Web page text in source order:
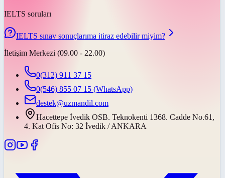
IELTS soruları
IELTS sınav sonuçlarıma itiraz edebilir miyim?
İletişim Merkezi (09.00 - 22.00)
0(312) 911 37 15
0(546) 855 07 15 (WhatsApp)
destek@uzmandil.com
Hacettepe İvedik OSB. Teknokenti 1368. Cadde No.61,
4. Kat Ofis No: 32 İvedik / ANKARA